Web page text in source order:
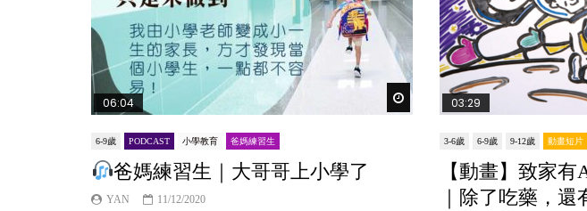
Watch Later
06:04
6-9歲 PODCAST 小學教育 爸媽練習生
爸媽練習生｜大哥哥上小學了
YAN 11/12/2020
03:29
3-6歲 6-9歲 9-12歲 動畫短片
【動畫】致家
｜除了吃藥，